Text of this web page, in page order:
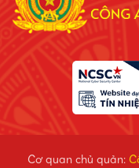
Cơ quan chủ quản: